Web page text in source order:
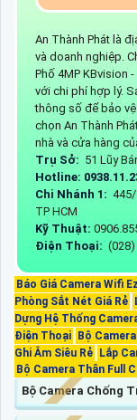
An Thành Phát là
và doanh nghiệp.
Phố 4MP KBvision
với chi phí hợp lý.
thông số để bảo
chọn An Thành
nhà và cửa hàng
Trụ Sở: 51 Lũy
Hotline:
Chi Nhánh 1:
TP HCM
Kỹ Thuật:
Điện Thoại: (028)
Báo Giá Camera Wifi
Phòng Sắt Nét Giá Rẻ
Dựng Hệ Thống
Điện Thoại Bộ
Ghi Âm Siêu Rẻ Lắp
Bộ Camera Thân Full
Bộ Camera Chống